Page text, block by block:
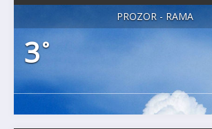
PROZOR - RAMA
3°